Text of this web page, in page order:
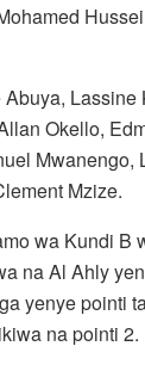
Lassine
Okello,
Mwanengo,
Mzize.
wa Kundi B
na Al Ahly
yenye pointi
na pointi 2.